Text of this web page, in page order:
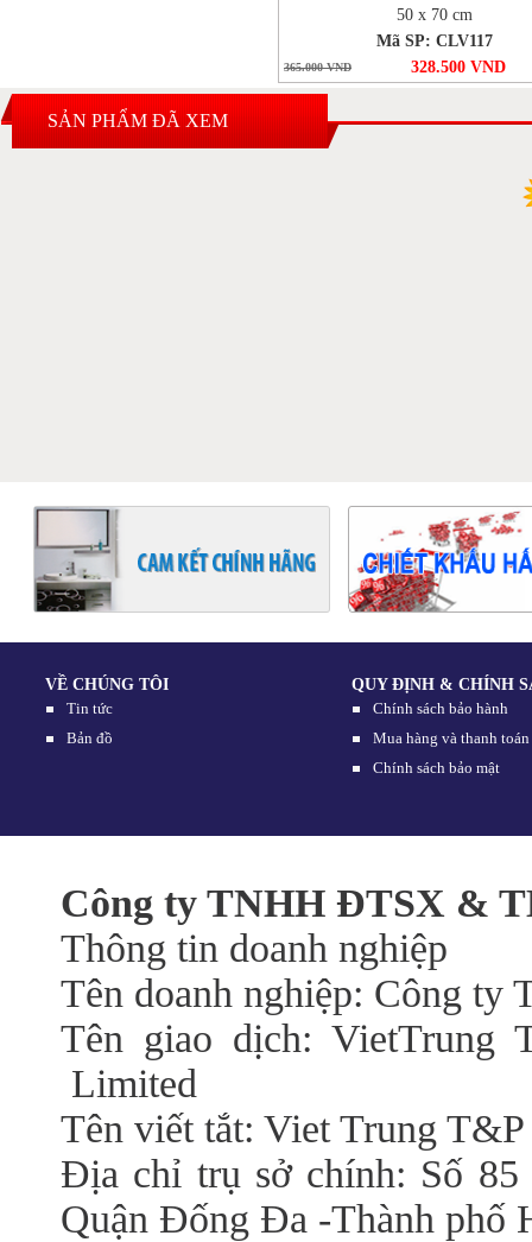
50 x 70 cm
Mã SP: CLV117
365.000 VND 328.500 VND
SẢN PHẨM ĐÃ XEM
VỀ CHÚNG TÔI
Tin tức
Bản đồ
QUY ĐỊNH & CHÍNH
Chính sách bảo hành
Mua hàng và thanh toán
Chính sách bảo mật
Công ty TNHH ĐTSX &
Thông tin doanh nghiệp
Tên doanh nghiệp: Công
Tên giao dịch: VietTrung
Limited
Tên viết tắt: Viet Trung
Địa chỉ trụ sở chính: Số
Quận Đống Đa -Thành phố